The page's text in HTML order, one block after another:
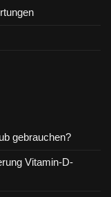
gebrauchen?
Vitamin-D-